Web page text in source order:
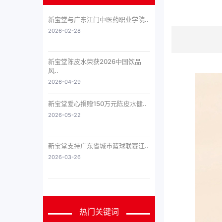
新宝堂与广东江门中医药职业学院..
2026-02-28
新宝堂陈皮水荣获2026中国饮品
风..
2026-04-29
新宝堂爱心捐赠150万元陈皮水健..
2026-05-22
新宝堂支持广东省城市篮球联赛江..
2026-03-26
热门关键词